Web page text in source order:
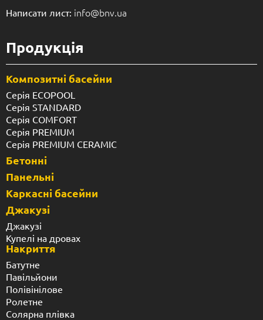
Написати лист: info@bnv.ua
Продукція
Композитні басейни
Серія ECOPOOL
Серія STANDARD
Серія COMFORT
Серія PREMIUM
Серія PREMIUM CERAMIC
Бетонні
Панельні
Каркасні басейни
Джакузі
Джакузі
Купелі на дровах
Накриття
Батутне
Павільйони
Полівінілове
Ролетне
Солярна плівка